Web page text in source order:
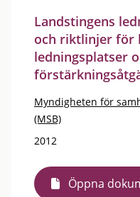
Landstingens
och riktlinjer för
ledningsplatser
Myndigheten för
(MSB)
2012
Öppna